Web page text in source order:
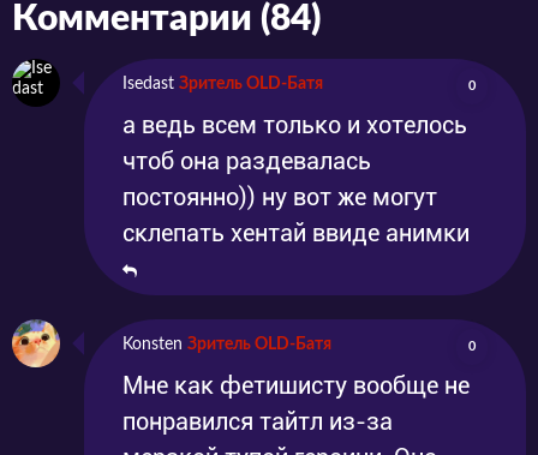
Комментарии (84)
Isedast Зритель OLD-Батя 0
а ведь всем только и хотелось
чтоб она раздевалась
постоянно)) ну вот же могут
склепать хентай ввиде анимки
Konsten Зритель OLD-Батя 0
Мне как фетишисту вообще не
понравился тайтл из-за